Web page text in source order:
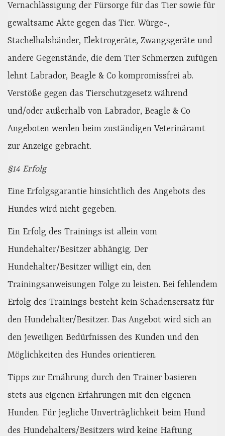
Vernachlässigung der Fürsorge für das Tier sowie für
gewaltsame Akte gegen das Tier. Würge-,
Stachelhalsbänder, Elektrogeräte, Zwangsgeräte und
andere Gegenstände, die dem Tier Schmerzen zufügen
lehnt Labrador, Beagle & Co kompromissfrei ab.
Verstöße gegen das Tierschutzgesetz während
und/oder außerhalb von Labrador, Beagle & Co
Angeboten werden beim zuständigen Veterinäramt
zur Anzeige gebracht.
§14 Erfolg
Eine Erfolgsgarantie hinsichtlich des Angebots des
Hundes wird nicht gegeben.
Ein Erfolg des Trainings ist allein vom
Hundehalter/Besitzer abhängig. Der
Hundehalter/Besitzer willigt ein, den
Trainingsanweisungen Folge zu leisten. Bei fehlendem
Erfolg des Trainings besteht kein Schadensersatz für
den Hundehalter/Besitzer. Das Angebot wird sich an
den jeweiligen Bedürfnissen des Kunden und den
Möglichkeiten des Hundes orientieren.
Tipps zur Ernährung durch den Trainer basieren
stets aus eigenen Erfahrungen mit den eigenen
Hunden. Für jegliche Unverträglichkeit beim Hund
des Hundehalters/Besitzers wird keine Haftung